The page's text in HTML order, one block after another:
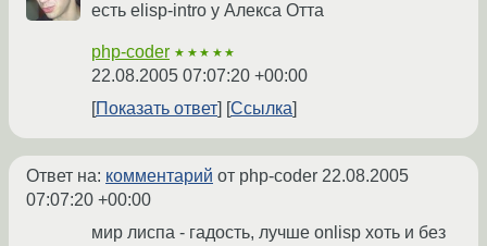
есть elisp-intro у Алекса Отта
php-coder ★★★★★
22.08.2005 07:07:20 +00:00
Показать ответ
Ссылка
Ответ на: комментарий от php-coder 22.08.2005
07:07:20 +00:00
мир лиспа - гадость, лучше onlisp хоть и без